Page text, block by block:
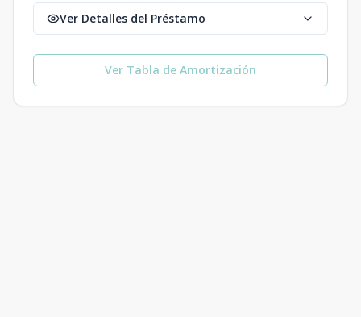
Ver Detalles del Préstamo
Ver Tabla de Amortización